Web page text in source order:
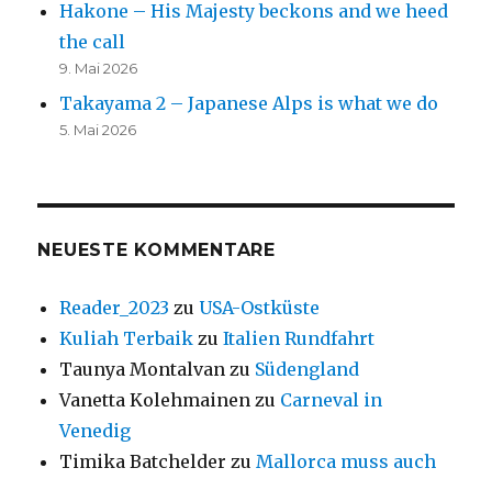
Hakone – His Majesty beckons and we heed
the call
9. Mai 2026
Takayama 2 – Japanese Alps is what we do
5. Mai 2026
NEUESTE KOMMENTARE
Reader_2023 zuUSA-Ostküste
Kuliah Terbaik zuItalien Rundfahrt
Taunya Montalvan zu Südengland
Vanetta Kolehmainen zu Carneval in
Venedig
Timika Batchelder zu Mallorca muss auch